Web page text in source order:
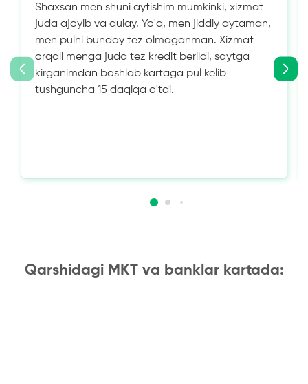
Shaxsan men shuni aytishim mumkinki, xizmat
juda ajoyib va ​​qulay. Yo'q, men jiddiy aytaman,
men pulni bunday tez olmaganman. Xizmat
orqali menga juda tez kredit berildi, saytga
kirganimdan boshlab kartaga pul kelib
tushguncha 15 daqiqa o'tdi.
Qarshidagi MKT va banklar kartada: